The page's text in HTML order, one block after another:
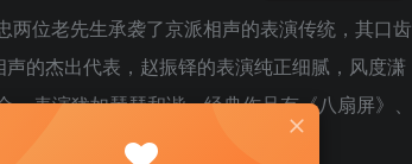
位老先生承袭了京派相声的表演传统，其口齿
的杰出代表，赵振铎的表演纯正细腻，风度潇
表演犹如琴瑟和谐，经典作品有《八扇屏》、